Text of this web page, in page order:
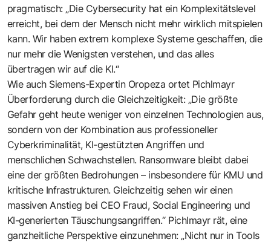
pragmatisch: „Die Cybersecurity hat ein Komplexitätslevel
erreicht, bei dem der Mensch nicht mehr wirklich mitspielen
kann. Wir haben extrem komplexe Systeme geschaffen, die
nur mehr die Wenigsten verstehen, und das alles
übertragen wir auf die KI.“
Wie auch Siemens-Expertin Oropeza ortet Pichlmayr
Überforderung durch die Gleichzeitigkeit: „Die größte
Gefahr geht heute weniger von einzelnen Technologien aus,
sondern von der Kombination aus professioneller
Cyberkriminalität, KI-gestützten Angriffen und
menschlichen Schwachstellen. Ransomware bleibt dabei
eine der größten Bedrohungen – insbesondere für KMU und
kritische Infrastrukturen. Gleichzeitig sehen wir einen
massiven Anstieg bei CEO Fraud, Social Engineering und
KI-generierten Täuschungsangriffen.“ Pichlmayr rät, eine
ganzheitliche Perspektive einzunehmen: „Nicht nur in Tools